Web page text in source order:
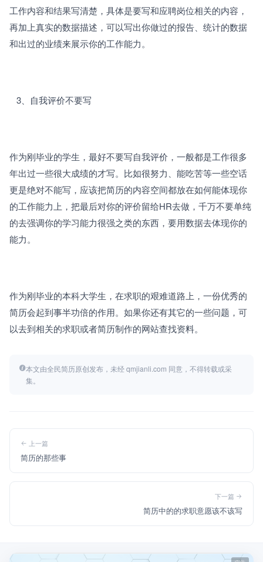
工作内容和结果写清楚，具体是要写和应聘岗位相关的内容，
再加上真实的数据描述，可以写出你做过的报告、统计的数据
和出过的业绩来展示你的工作能力。
   3、
自我评价不要写
作为刚毕业的学生，最好不要写自我评价，一般都是工作很多
年出过一些很大成绩的才写。比如很努力、能吃苦等一些空话
更是绝对不能写，应该把简历的内容空间都放在如何能体现你
的工作能力上，把最后对你的评价留给HR去做，千万不要单纯
的去强调你的学习能力很强之类的东西，要用数据去体现你的
能力。
作为刚毕业的本科大学生，在求职的艰难道路上，一份优秀的
简历会起到事半功倍的作用。如果你还有其它的一些问题，可
以去到相关的求职或者简历制作的网站查找资料。
本文由全民简历原创发布，未经 qmjianli.com 同意，不得转载或采
集。
上一篇
简历的那些事
下一篇
简历中的的求职意愿该不该写